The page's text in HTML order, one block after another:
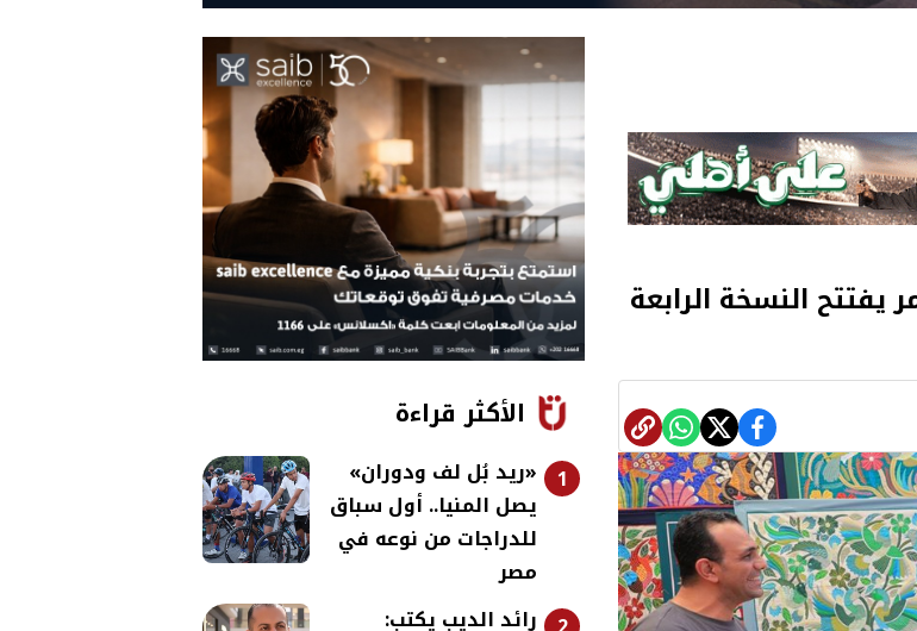
يفتتح النسخة الرابعة
الأكثر قراءة
1
«ريد بُل لف ودوران»
يصل المنيا.. أول سباق
للدراجات من نوعه في
مصر
رائد الديب يكتب: